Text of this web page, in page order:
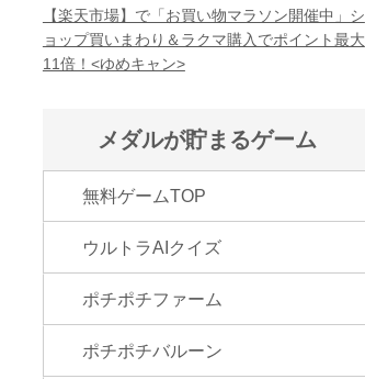
【楽天市場】で「お買い物マラソン開催中」シ
ョップ買いまわり＆ラクマ購入でポイント最大
11倍！<ゆめキャン>
メダルが貯まるゲーム
無料ゲームTOP
ウルトラAIクイズ
ポチポチファーム
ポチポチバルーン